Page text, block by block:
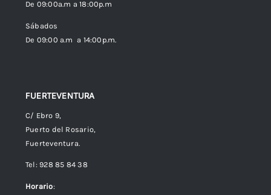
De 09:00a.m a 18:00p.m
Sábados
De 09:00 a.m a 14:00p.m.
FUERTEVENTURA
C/ Ebro 9,
Puerto del Rosario,
Fuerteventura.
Tel: 928 85 84 38
Horario: